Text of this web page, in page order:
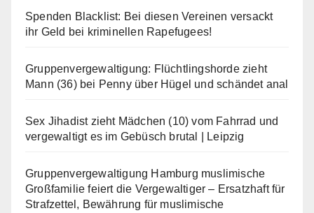
Spenden Blacklist: Bei diesen Vereinen versackt
ihr Geld bei kriminellen Rapefugees!
Gruppenvergewaltigung: Flüchtlingshorde zieht
Mann (36) bei Penny über Hügel und schändet anal
Sex Jihadist zieht Mädchen (10) vom Fahrrad und
vergewaltigt es im Gebüsch brutal | Leipzig
Gruppenvergewaltigung Hamburg muslimische
Großfamilie feiert die Vergewaltiger – Ersatzhaft für
Strafzettel, Bewährung für muslimische